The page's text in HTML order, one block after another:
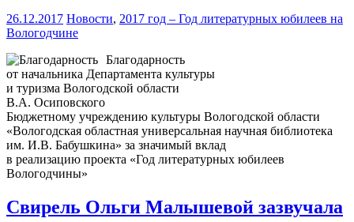
26.12.2017 Новости, 2017 год – Год литературных юбилеев на
Вологодчине
Благодарность
от начальника Департамента культуры
и туризма Вологодской области
В.А. Осиповского
Бюджетному учреждению культуры Вологодской области
«Вологодская областная универсальная научная библиотека
им. И.В. Бабушкина» за значимый вклад
в реализацию проекта «Год литературных юбилеев
Вологодчины»
Свирель Ольги Малышевой зазвучала